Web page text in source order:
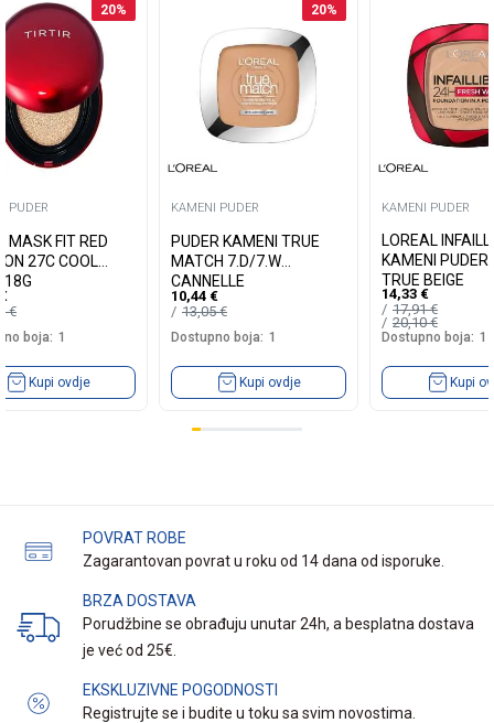
20%
PUDER
MASK FIT RED
27C COOL
18G
€
€
boja: 1
Kupi ovdje
20%
KAMENI PUDER
PUDER KAMENI TRUE
MATCH 7.D/7.W
CANNELLE
10,44 €
13,05€
Dostupno boja: 1
Kupi ovdje
KAMENI PUDER
LOREAL
KAMENI
TRUE BEIGE
14,33 €
17,91€
20,10€
Dostupno boja: 1
Kupi
POVRAT ROBE
Zagarantovan povrat u roku od 14 dana od isporuke.
BRZA DOSTAVA
Porudžbine se obrađuju unutar 24h, a besplatna dostava
je već od 25€.
EKSKLUZIVNE POGODNOSTI
Registrujte se i budite u toku sa svim novostima.